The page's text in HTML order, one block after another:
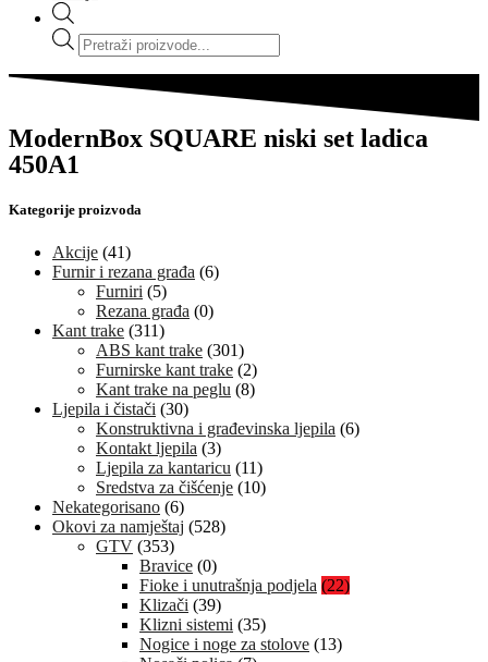
Products
search
ModernBox SQUARE niski set ladica
450A1
Kategorije proizvoda
Akcije (41)
Furnir i rezana građa (6)
Furniri (5)
Rezana građa (0)
Kant trake (311)
ABS kant trake (301)
Furnirske kant trake (2)
Kant trake na peglu (8)
Ljepila i čistači (30)
Konstruktivna i građevinska ljepila (6)
Kontakt ljepila (3)
Ljepila za kantaricu (11)
Sredstva za čišćenje (10)
Nekategorisano (6)
Okovi za namještaj (528)
GTV (353)
Bravice (0)
Fioke i unutrašnja podjela (22)
Klizači (39)
Klizni sistemi (35)
Nogice i noge za stolove (13)